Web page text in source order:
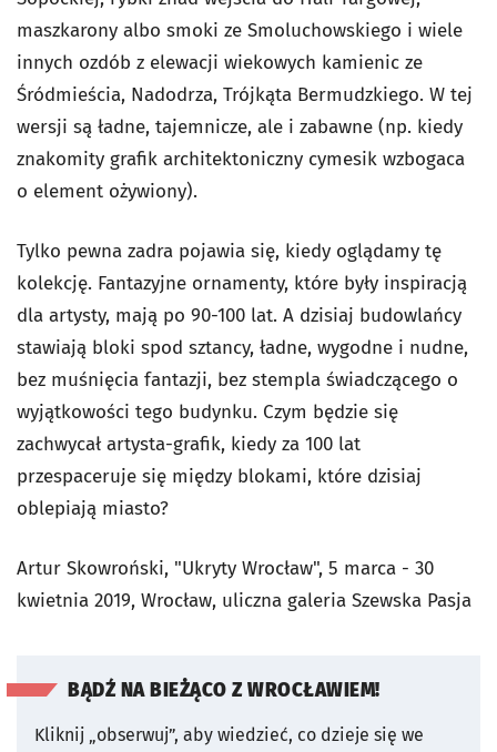
maszkarony albo smoki ze Smoluchowskiego i wiele
innych ozdób z elewacji wiekowych kamienic ze
Śródmieścia, Nadodrza, Trójkąta Bermudzkiego. W tej
wersji są ładne, tajemnicze, ale i zabawne (np. kiedy
znakomity grafik architektoniczny cymesik wzbogaca
o element ożywiony).
Tylko pewna zadra pojawia się, kiedy oglądamy tę
kolekcję. Fantazyjne ornamenty, które były inspiracją
dla artysty, mają po 90-100 lat. A dzisiaj budowlańcy
stawiają bloki spod sztancy, ładne, wygodne i nudne,
bez muśnięcia fantazji, bez stempla świadczącego o
wyjątkowości tego budynku. Czym będzie się
zachwycał artysta-grafik, kiedy za 100 lat
przespaceruje się między blokami, które dzisiaj
oblepiają miasto?
Artur Skowroński, "Ukryty Wrocław", 5 marca - 30
kwietnia 2019, Wrocław, uliczna galeria Szewska Pasja
BĄDŹ NA BIEŻĄCO Z WROCŁAWIEM!
Kliknij „obserwuj”, aby wiedzieć, co dzieje się we